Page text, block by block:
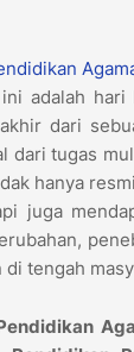
adalah hari
dari
dari tugas
hanya
juga
tengah